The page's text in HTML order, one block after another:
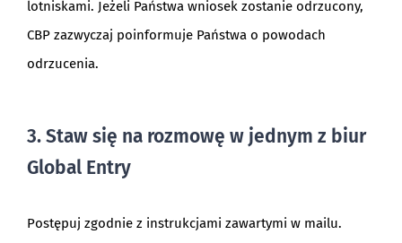
lotniskami. Jeżeli Państwa wniosek zostanie odrzucony,
CBP zazwyczaj poinformuje Państwa o powodach
odrzucenia.
3. Staw się na rozmowę w jednym z biur
Global Entry
Postępuj zgodnie z instrukcjami zawartymi w mailu.